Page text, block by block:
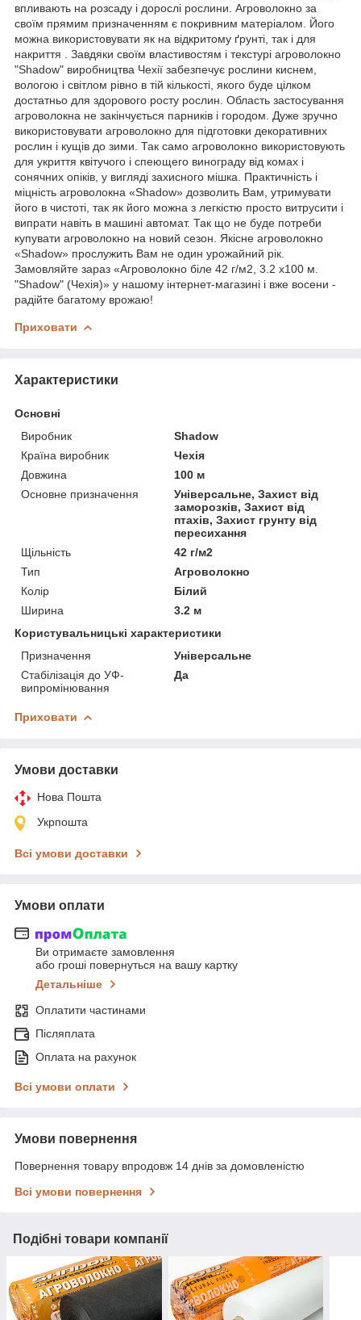
впливають на розсаду і дорослі рослини. Агроволокно за
своїм прямим призначенням є покривним матеріалом. Його
можна використовувати як на відкритому ґрунті, так і для
накриття . Завдяки своїм властивостям і текстурі агроволокно
"Shadow" виробництва Чехії забезпечує рослини киснем,
вологою і світлом рівно в тій кількості, якого буде цілком
достатньо для здорового росту рослин. Область застосування
агроволокна не закінчується парників і городом. Дуже зручно
використовувати агроволокно для підготовки декоративних
рослин і кущів до зими. Так само агроволокно використовують
для укриття квітучого і спеющего винограду від комах і
сонячних опіків, у вигляді захисного мішка. Практичність і
міцність агроволокна «Shadow» дозволить Вам, утримувати
його в чистоті, так як його можна з легкістю просто витрусити і
випрати навіть в машині автомат. Так що не буде потреби
купувати агроволокно на новий сезон. Якісне агроволокно
«Shadow» прослужить Вам не один урожайний рік.
Замовляйте зараз «Агроволокно біле 42 г/м2, 3.2 х100 м.
"Shadow" (Чехія)» у нашому інтернет-магазині і вже восени -
радійте багатому врожаю!
Приховати
Характеристики
Основні
Виробник
Shadow
Країна виробник
Чехія
Довжина
100 м
Основне призначення
Універсальне, Захист від
заморозків, Захист від
птахів, Захист грунту від
пересихання
Щільність
42 г/м2
Тип
Агроволокно
Колір
Білий
Ширина
3.2 м
Користувальницькі характеристики
Призначення
Універсальне
Стабілізація до УФ-
випромінювання
Да
Приховати
Умови доставки
Нова Пошта
Укрпошта
Всі умови доставки
Умови оплати
Ви отримаєте замовлення
або гроші повернуться на вашу картку
Детальніше
Оплатити частинами
Післяплата
Оплата на рахунок
Всі умови оплати
Умови повернення
Повернення товару впродовж 14 днів за домовленістю
Всі умови повернення
Подібні товари компанії